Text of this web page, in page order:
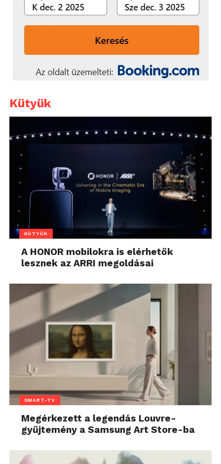
Kütyük
KÜTYÜK
A HONOR mobilokra is elérhetők
lesznek az ARRI megoldásai
SMART-TV
Megérkezett a legendás Louvre-
gyűjtemény a Samsung Art Store-ba